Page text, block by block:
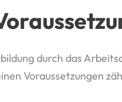
durch das
Voraussetzungen